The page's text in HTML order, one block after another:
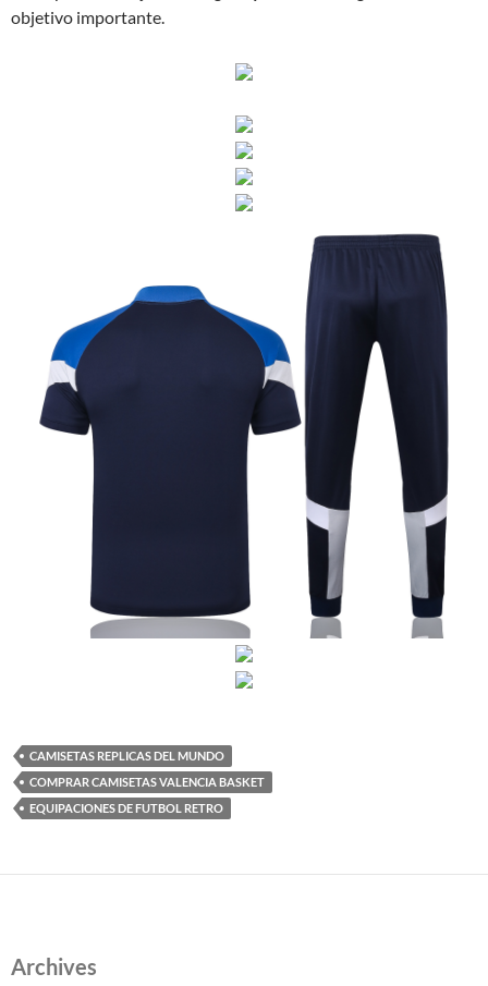
objetivo importante.
CAMISETAS REPLICAS DEL MUNDO
COMPRAR CAMISETAS VALENCIA BASKET
EQUIPACIONES DE FUTBOL RETRO
Archives